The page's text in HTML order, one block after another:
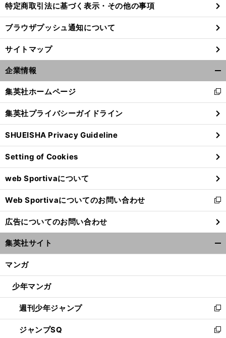
特定商取引法に基づく表示・その他の事項
ブラウザプッシュ通知について
サイトマップ
企業情報
閉
る
集英社ホームページ
新
し
い
ウ
ィ
ン
ド
ウ
で
開
く
集英社プライバシーガイドライン
SHUEISHA Privacy Guideline
Setting of Cookies
web Sportivaについて
Web Sportivaについてのお問い合わせ
新
し
い
ウ
ィ
ン
ウ
開
く
広告についてのお問い合わせ
集英社サイト
マンガ
少年マンガ
週刊少年ジャンプ
新
し
い
ジャンプSQ
新